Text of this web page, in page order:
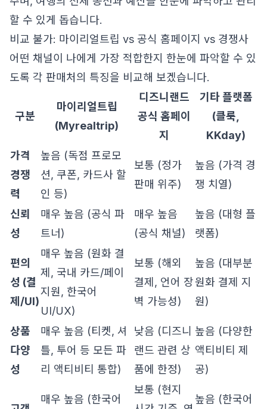
할 수 있게 돕습니다.
비교 불가: 마이리얼트립 vs 공식 홈페이지 vs 경쟁사
어떤 채널이 나에게 가장 적합한지 한눈에 파악할 수 있
도록 각 판매처의 특징을 비교해 보겠습니다.
구분
마이리얼트립
(Myrealtrip)
디즈니랜드
공식 홈페이
지
기타 플랫폼
(클룩,
KKday)
가격
경쟁
력
높음 (독점 프로모
션, 쿠폰, 카드사 할
인 등)
보통 (정가
판매 위주)
높음 (가격 경
쟁 치열)
신뢰
성
매우 높음 (공식 파
트너)
매우 높음
(공식 채널)
높음 (대형 플
랫폼)
편의
성 (결
제/UI)
매우 높음 (원화 결
제, 국내 카드/페이
지원, 한국어
UI/UX)
보통 (해외
결제, 언어 장
벽 가능성)
높음 (대부분
원화 결제 지
원)
상품
다양
성
매우 높음 (티켓, 셔
틀, 투어 등 모든 파
리 액티비티 통합)
낮음 (디즈니
랜드 관련 상
품에 한정)
높음 (다양한
액티비티 제
공)
매우 높음 (한국어
보통 (현지
높음 (한국어